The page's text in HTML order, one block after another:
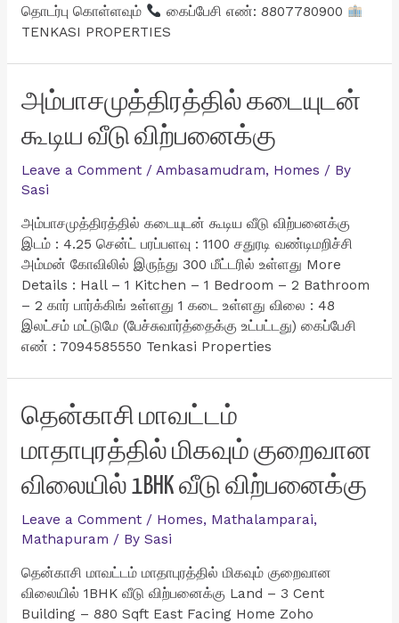
தொடர்பு கொள்ளவும்
கைப்பேசி எண்: 8807780900
TENKASI PROPERTIES
அம்பாசமுத்திரத்தில் கடையுடன்
கூடிய வீடு விற்பனைக்கு
Leave a Comment / Ambasamudram, Homes / By
Sasi
அம்பாசமுத்திரத்தில் கடையுடன் கூடிய வீடு விற்பனைக்கு
இடம் : 4.25 சென்ட் பரப்பளவு : 1100 சதுரடி வண்டிமறிச்சி
அம்மன் கோவிலில் இருந்து 300 மீட்டரில் உள்ளது More
Details : Hall – 1 Kitchen – 1 Bedroom – 2 Bathroom
– 2 கார் பார்க்கிங் உள்ளது 1 கடை உள்ளது விலை : 48
இலட்சம் மட்டுமே (பேச்சுவார்த்தைக்கு உட்பட்டது) கைப்பேசி
எண் : 7094585550 Tenkasi Properties
தென்காசி மாவட்டம்
மாதாபுரத்தில் மிகவும் குறைவான
விலையில் 1BHK வீடு விற்பனைக்கு
Leave a Comment / Homes, Mathalamparai,
Mathapuram / By Sasi
தென்காசி மாவட்டம் மாதாபுரத்தில் மிகவும் குறைவான
விலையில் 1BHK வீடு விற்பனைக்கு Land – 3 Cent
Building – 880 Sqft East Facing Home Zoho